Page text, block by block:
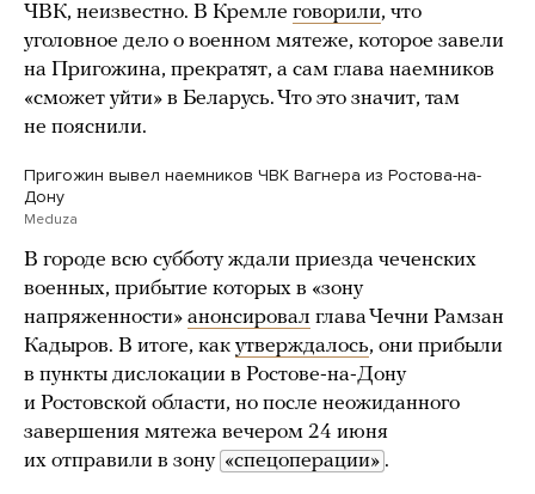
ЧВК, неизвестно. В Кремле говорили, что
уголовное дело о военном мятеже, которое завели
на Пригожина, прекратят, а сам глава наемников
«сможет уйти» в Беларусь. Что это значит, там
не пояснили.
Пригожин вывел наемников ЧВК Вагнера из Ростова-на-
Дону
Meduza
В городе всю субботу ждали приезда чеченских
военных, прибытие которых в «зону
напряженности» анонсировал глава Чечни Рамзан
Кадыров. В итоге, как утверждалось, они прибыли
в пункты дислокации в Ростове-на-Дону
и Ростовской области, но после неожиданного
завершения мятежа вечером 24 июня
их отправили в зону «спецоперации» .